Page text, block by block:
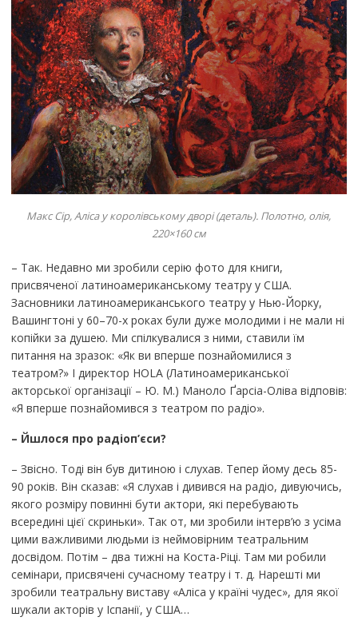
Макс Сір, Аліса у королівському дворі (деталь). Полотно, олія,
220×160 см
– Так. Недавно ми зробили серію фото для книги,
присвяченої латиноамериканському театру у США.
Засновники латиноамериканського театру у Нью-Йорку,
Вашингтоні у 60–70-х роках були дуже молодими і не мали ні
копійки за душею. Ми спілкувалися з ними, ставили їм
питання на зразок: «Як ви вперше познайомилися з
театром?» І директор HOLA (Латиноамериканської
акторської організації – Ю. М.) Маноло Ґарсіа-Оліва відповів:
«Я вперше познайомився з театром по радіо».
– Йшлося про радіоп’єси?
– Звісно. Тоді він був дитиною і слухав. Тепер йому десь 85-
90 років. Він сказав: «Я слухав і дивився на радіо, дивуючись,
якого розміру повинні бути актори, які перебувають
всередині цієї скриньки». Так от, ми зробили інтерв’ю з усіма
цими важливими людьми із неймовірним театральним
досвідом. Потім – два тижні на Коста-Ріці. Там ми робили
семінари, присвячені сучасному театру і т. д. Нарешті ми
зробили театральну виставу «Аліса у країні чудес», для якої
шукали акторів у Іспанії, у США…